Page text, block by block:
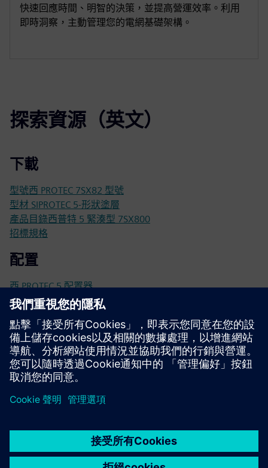
快速回應時間、明智的決策，並提高營運效率。利用
即時洞察，主動管理您的電網基礎架構。
探索資源（英文）
下載
型號西 PROTEC 7SX82 型號
型材 SIPROTEC 5-形狀塗層
產品目錄西普特 5 緊湊型 7SX800
招標規格
配置
西 PROTEC 5 配置器
Sie門戶網站-網上商店
SIE門戶網站上的 SIPROTEC 7SX82
技術文件、韌體、軟體應用範例和常見問題